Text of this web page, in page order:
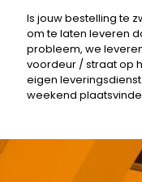
Is jouw bestelling te
om te laten leveren
probleem, we
voordeur / straat op
eigen
weekend